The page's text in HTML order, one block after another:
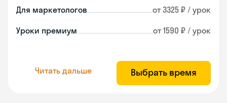
Для маркетологов от 3325 ₽ / урок
Уроки премиум от 1590 ₽ / урок
Читать дальше Выбрать время